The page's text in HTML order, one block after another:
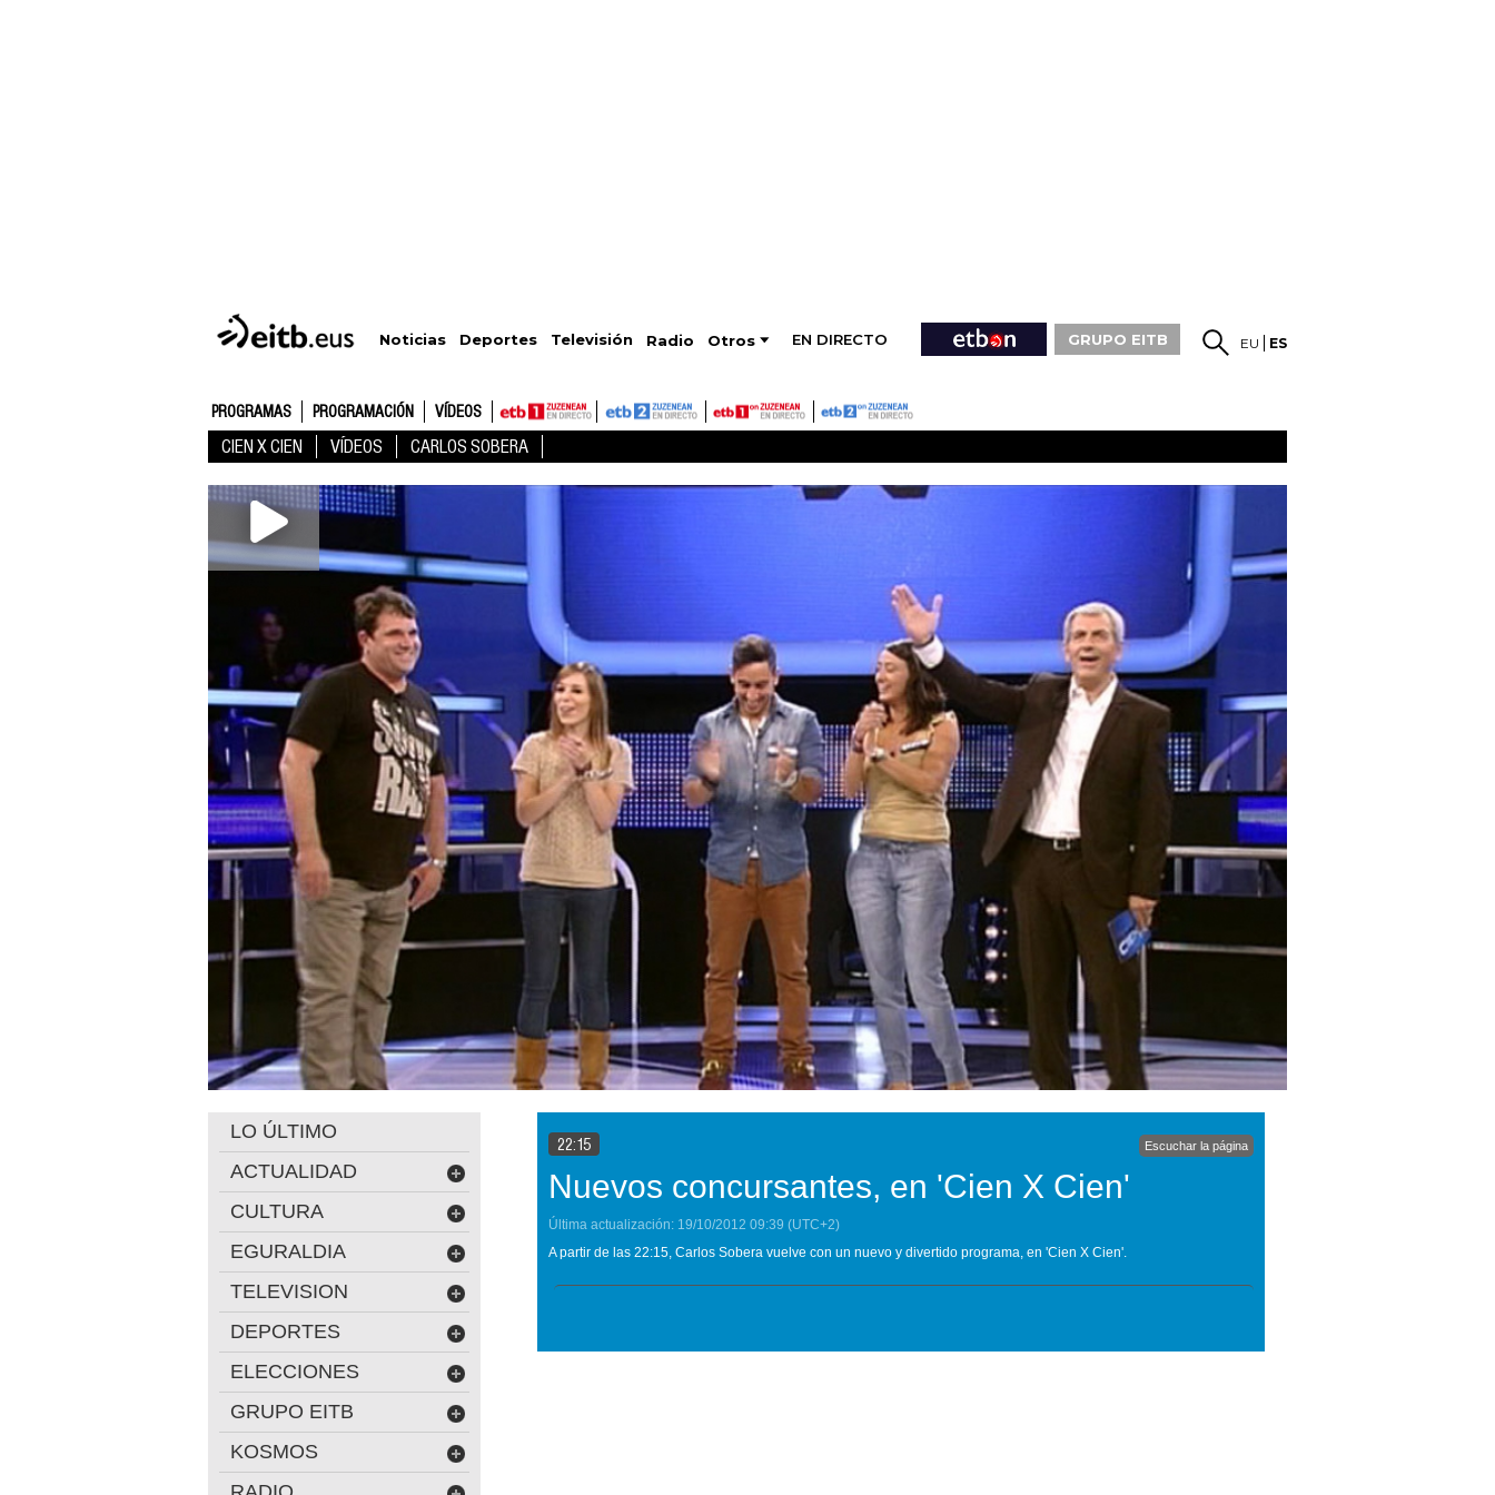
Noticias Deportes Televisión Radio Otros EN DIRECTO GRUPO EITB EU ES
PROGRAMAS PROGRAMACIÓN VÍDEOS
CIEN X CIEN VÍDEOS CARLOS SOBERA
22:15 Escuchar la página
Nuevos concursantes, en 'Cien X Cien'
Última actualización: 19/10/2012 09:39 (UTC+2)
A partir de las 22:15, Carlos Sobera vuelve con un nuevo y divertido programa, en 'Cien X Cien'.
LO ÚLTIMO
ACTUALIDAD
CULTURA
EGURALDIA
TELEVISION
DEPORTES
ELECCIONES
GRUPO EITB
KOSMOS